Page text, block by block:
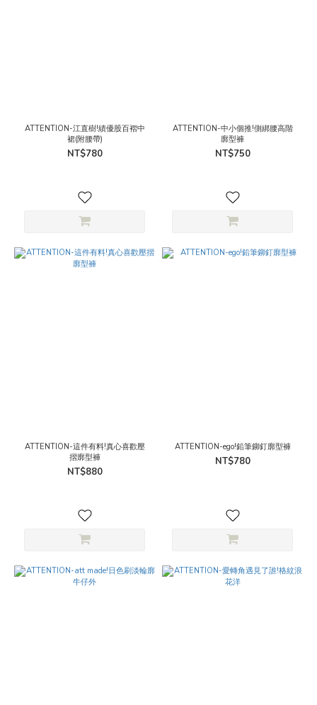
ATTENTION-江直樹!績優股百褶中
裙(附腰帶)
NT$780
ATTENTION-中小個推!側綁腰高階
廓型褲
NT$750
ATTENTION-這件有料!真心喜歡壓
摺廓型褲
NT$880
ATTENTION-ego!鉛筆鉚釘廓型褲
NT$780